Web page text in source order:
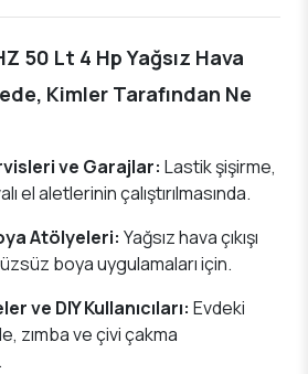
50 Lt 4 Hp Yağsız Hava
Kimler Tarafından Ne
ve Garajlar: Lastik şişirme,
el aletlerinin çalıştırılmasında.
Atölyeleri: Yağsız hava çıkışı
boya uygulamaları için.
ve DIY Kullanıcıları: Evdeki
zımba ve çivi çakma